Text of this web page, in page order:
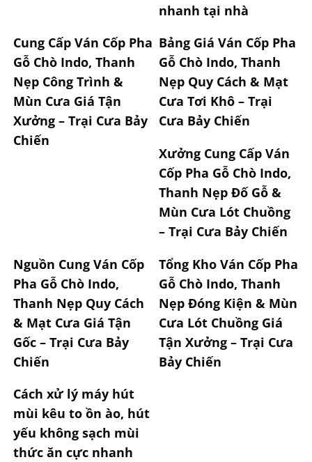
nhanh tại nhà
Cung Cấp Ván Cốp Pha
Gỗ Chò Indo, Thanh
Nẹp Công Trình &
Mùn Cưa Giá Tận
Xưởng – Trại Cưa Bảy
Chiến
Bảng Giá Ván Cốp Pha
Gỗ Chò Indo, Thanh
Nẹp Quy Cách & Mạt
Cưa Tơi Khô – Trại
Cưa Bảy Chiến
Xưởng Cung Cấp Ván
Cốp Pha Gỗ Chò Indo,
Thanh Nẹp Đố Gỗ &
Mùn Cưa Lót Chuồng
– Trại Cưa Bảy Chiến
Nguồn Cung Ván Cốp
Pha Gỗ Chò Indo,
Thanh Nẹp Quy Cách
& Mạt Cưa Giá Tận
Gốc – Trại Cưa Bảy
Chiến
Tổng Kho Ván Cốp Pha
Gỗ Chò Indo, Thanh
Nẹp Đóng Kiện & Mùn
Cưa Lót Chuồng Giá
Tận Xưởng – Trại Cưa
Bảy Chiến
Cách xử lý máy hút
mùi kêu to ồn ào, hút
yếu không sạch mùi
thức ăn cực nhanh